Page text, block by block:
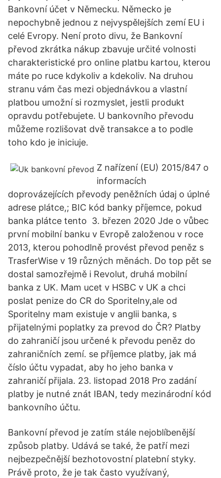
Bankovní účet v Německu. Německo je
nepochybně jednou z nejvyspělejších zemí EU i
celé Evropy. Není proto divu, že Bankovní
převod zkrátka nákup zbavuje určité volnosti
charakteristické pro online platbu kartou, kterou
máte po ruce kdykoliv a kdekoliv. Na druhou
stranu vám čas mezi objednávkou a vlastní
platbou umožní si rozmyslet, jestli produkt
opravdu potřebujete. U bankovního převodu
můžeme rozlišovat dvě transakce a to podle
toho kdo je iniciuje.
Z nařízení (EU) 2015/847 o
informacích
doprovázejících převody peněžních údaj o úplné
adrese plátce,; BIC kód banky příjemce, pokud
banka plátce tento 3. březen 2020 Jde o vůbec
první mobilní banku v Evropě založenou v roce
2013, kterou pohodlně provést převod peněz s
TrasferWise v 19 různých měnách. Do top pět se
dostal samozřejmě i Revolut, druhá mobilní
banka z UK. Mam ucet v HSBC v UK a chci
poslat penize do CR do Sporitelny,ale od
Sporitelny mam existuje v anglii banka, s
přijatelnými poplatky za prevod do ČR? Platby
do zahraničí jsou určené k převodu peněz do
zahraničních zemí. se příjemce platby, jak má
číslo účtu vypadat, aby ho jeho banka v
zahraničí přijala. 23. listopad 2018 Pro zadání
platby je nutné znát IBAN, tedy mezinárodní kód
bankovního účtu.
Bankovní převod je zatím stále nejoblíbenější
způsob platby. Udává se také, že patří mezi
nejbezpečnější bezhotovostní platební styky.
Právě proto, že je tak často využívaný,